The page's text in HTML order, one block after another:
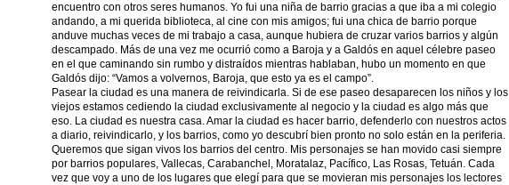
encuentro con otros seres humanos. Yo fui una niña de barrio gracias a que iba a mi colegio
andando, a mi querida biblioteca, al cine con mis amigos; fui una chica de barrio porque
anduve muchas veces de mi trabajo a casa, aunque hubiera de cruzar varios barrios y algún
descampado. Más de una vez me ocurrió como a Baroja y a Galdós en aquel célebre paseo
en el que caminando sin rumbo y distraídos mientras hablaban, hubo un momento en que
Galdós dijo: “Vamos a volvernos, Baroja, que esto ya es el campo”.
Pasear la ciudad es una manera de reivindicarla. Si de ese paseo desaparecen los niños y los
viejos estamos cediendo la ciudad exclusivamente al negocio y la ciudad es algo más que
eso. La ciudad es nuestra casa. Amar la ciudad es hacer barrio, defenderlo con nuestros actos
a diario, reivindicarlo, y los barrios, como yo descubrí bien pronto no solo están en la periferia.
Queremos que sigan vivos los barrios del centro. Mis personajes se han movido casi siempre
por barrios populares, Vallecas, Carabanchel, Moratalaz, Pacífico, Las Rosas, Tetuán. Cada
vez que voy a uno de los lugares que elegí para que se movieran mis personajes los lectores